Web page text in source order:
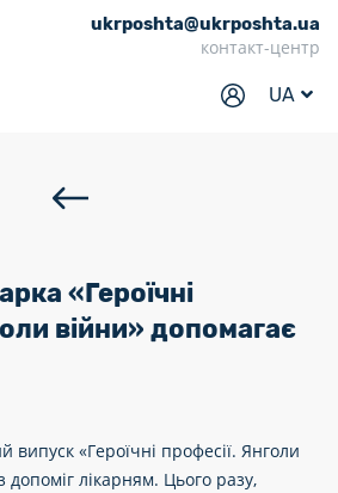
ukrposhta@ukrposhta.ua
контакт-центр
UA
«Героїчні
війни» допомагає
випуск «Героїчні професії. Янголи
допоміг лікарням. Цього разу,